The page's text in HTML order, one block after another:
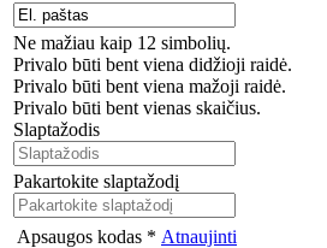
Ne mažiau kaip 12 simbolių.
Privalo būti bent viena didžioji raidė.
Privalo būti bent viena mažoji raidė.
Privalo būti bent vienas skaičius.
Slaptažodis
Pakartokite slaptažodį
Apsaugos kodas * Atnaujinti